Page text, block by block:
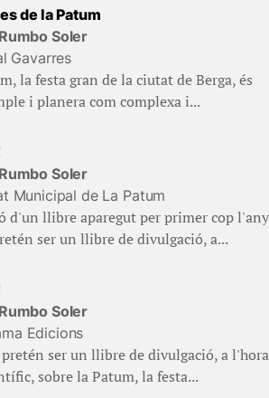
de la Patum
Soler
Gavarres
la festa gran de la ciutat de Berga, és
i planera com complexa i...
Soler
Municipal de La Patum
d'un llibre aparegut per primer cop l'any
ser un llibre de divulgació, a...
Soler
Edicions
ser un llibre de divulgació, a l'hora
sobre la Patum, la festa...